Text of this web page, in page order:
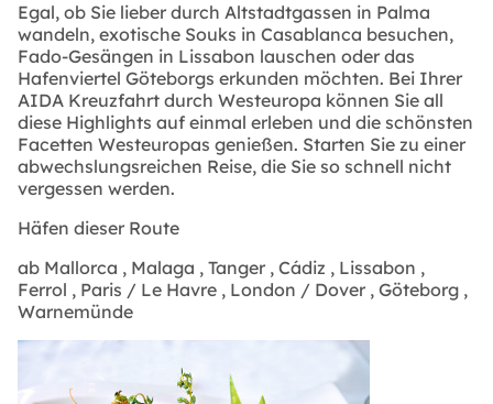
Egal, ob Sie lieber durch Altstadtgassen in Palma
wandeln, exotische Souks in Casablanca besuchen,
Fado-Gesängen in Lissabon lauschen oder das
Hafenviertel Göteborgs erkunden möchten. Bei Ihrer
AIDA Kreuzfahrt durch Westeuropa können Sie all
diese Highlights auf einmal erleben und die schönsten
Facetten Westeuropas genießen. Starten Sie zu einer
abwechslungsreichen Reise, die Sie so schnell nicht
vergessen werden.
Häfen dieser Route
ab Mallorca , Malaga , Tanger , Cádiz , Lissabon ,
Ferrol , Paris / Le Havre , London / Dover , Göteborg ,
Warnemünde